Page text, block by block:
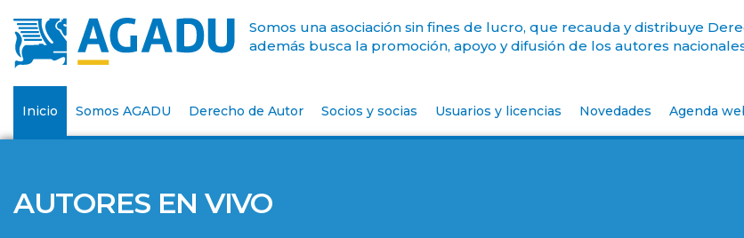
Somos una asociación sin fines de lucro, que recauda y distribuye
además busca la promoción, apoyo y difusión de los autores
Inicio Somos AGADU Derecho de Autor Socios y socias Usuarios y licencias Novedades Agenda
AUTORES EN VIVO